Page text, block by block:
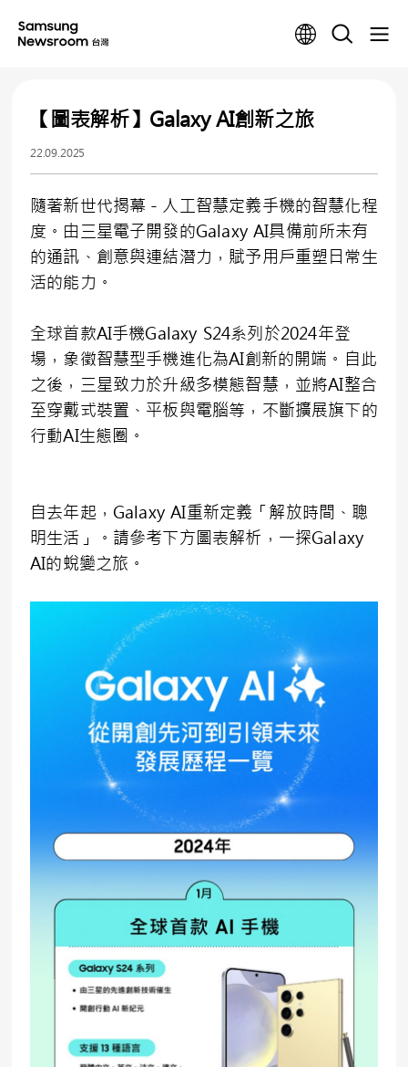
【圖表解析】Galaxy AI創新之旅
22.09.2025
隨著新世代揭幕－人工智慧定義手機的智慧化程
度。由三星電子開發的Galaxy AI具備前所未有
的通訊、創意與連結潛力，賦予用戶重塑日常生
活的能力。
全球首款AI手機Galaxy S24系列於2024年登
場，象徵智慧型手機進化為AI創新的開端。自此
之後，三星致力於升級多模態智慧，並將AI整合
至穿戴式裝置、平板與電腦等，不斷擴展旗下的
行動AI生態圈。
自去年起，Galaxy AI重新定義「解放時間、聰
明生活」。請參考下方圖表解析，一探Galaxy
AI的蛻變之旅。